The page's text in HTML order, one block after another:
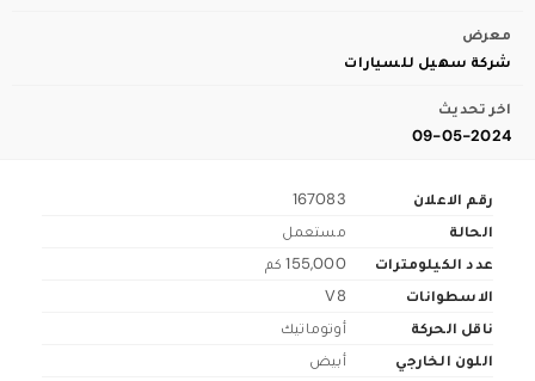
معرض
شركة سهيل للسيارات
اخر تحديث
09-05-2024
رقم الاعلان
167083
الحالة
مستعمل
عدد الكيلومترات
155,000 كم
الاسطوانات
V8
ناقل الحركة
أوتوماتيك
اللون الخارجي
أبيض